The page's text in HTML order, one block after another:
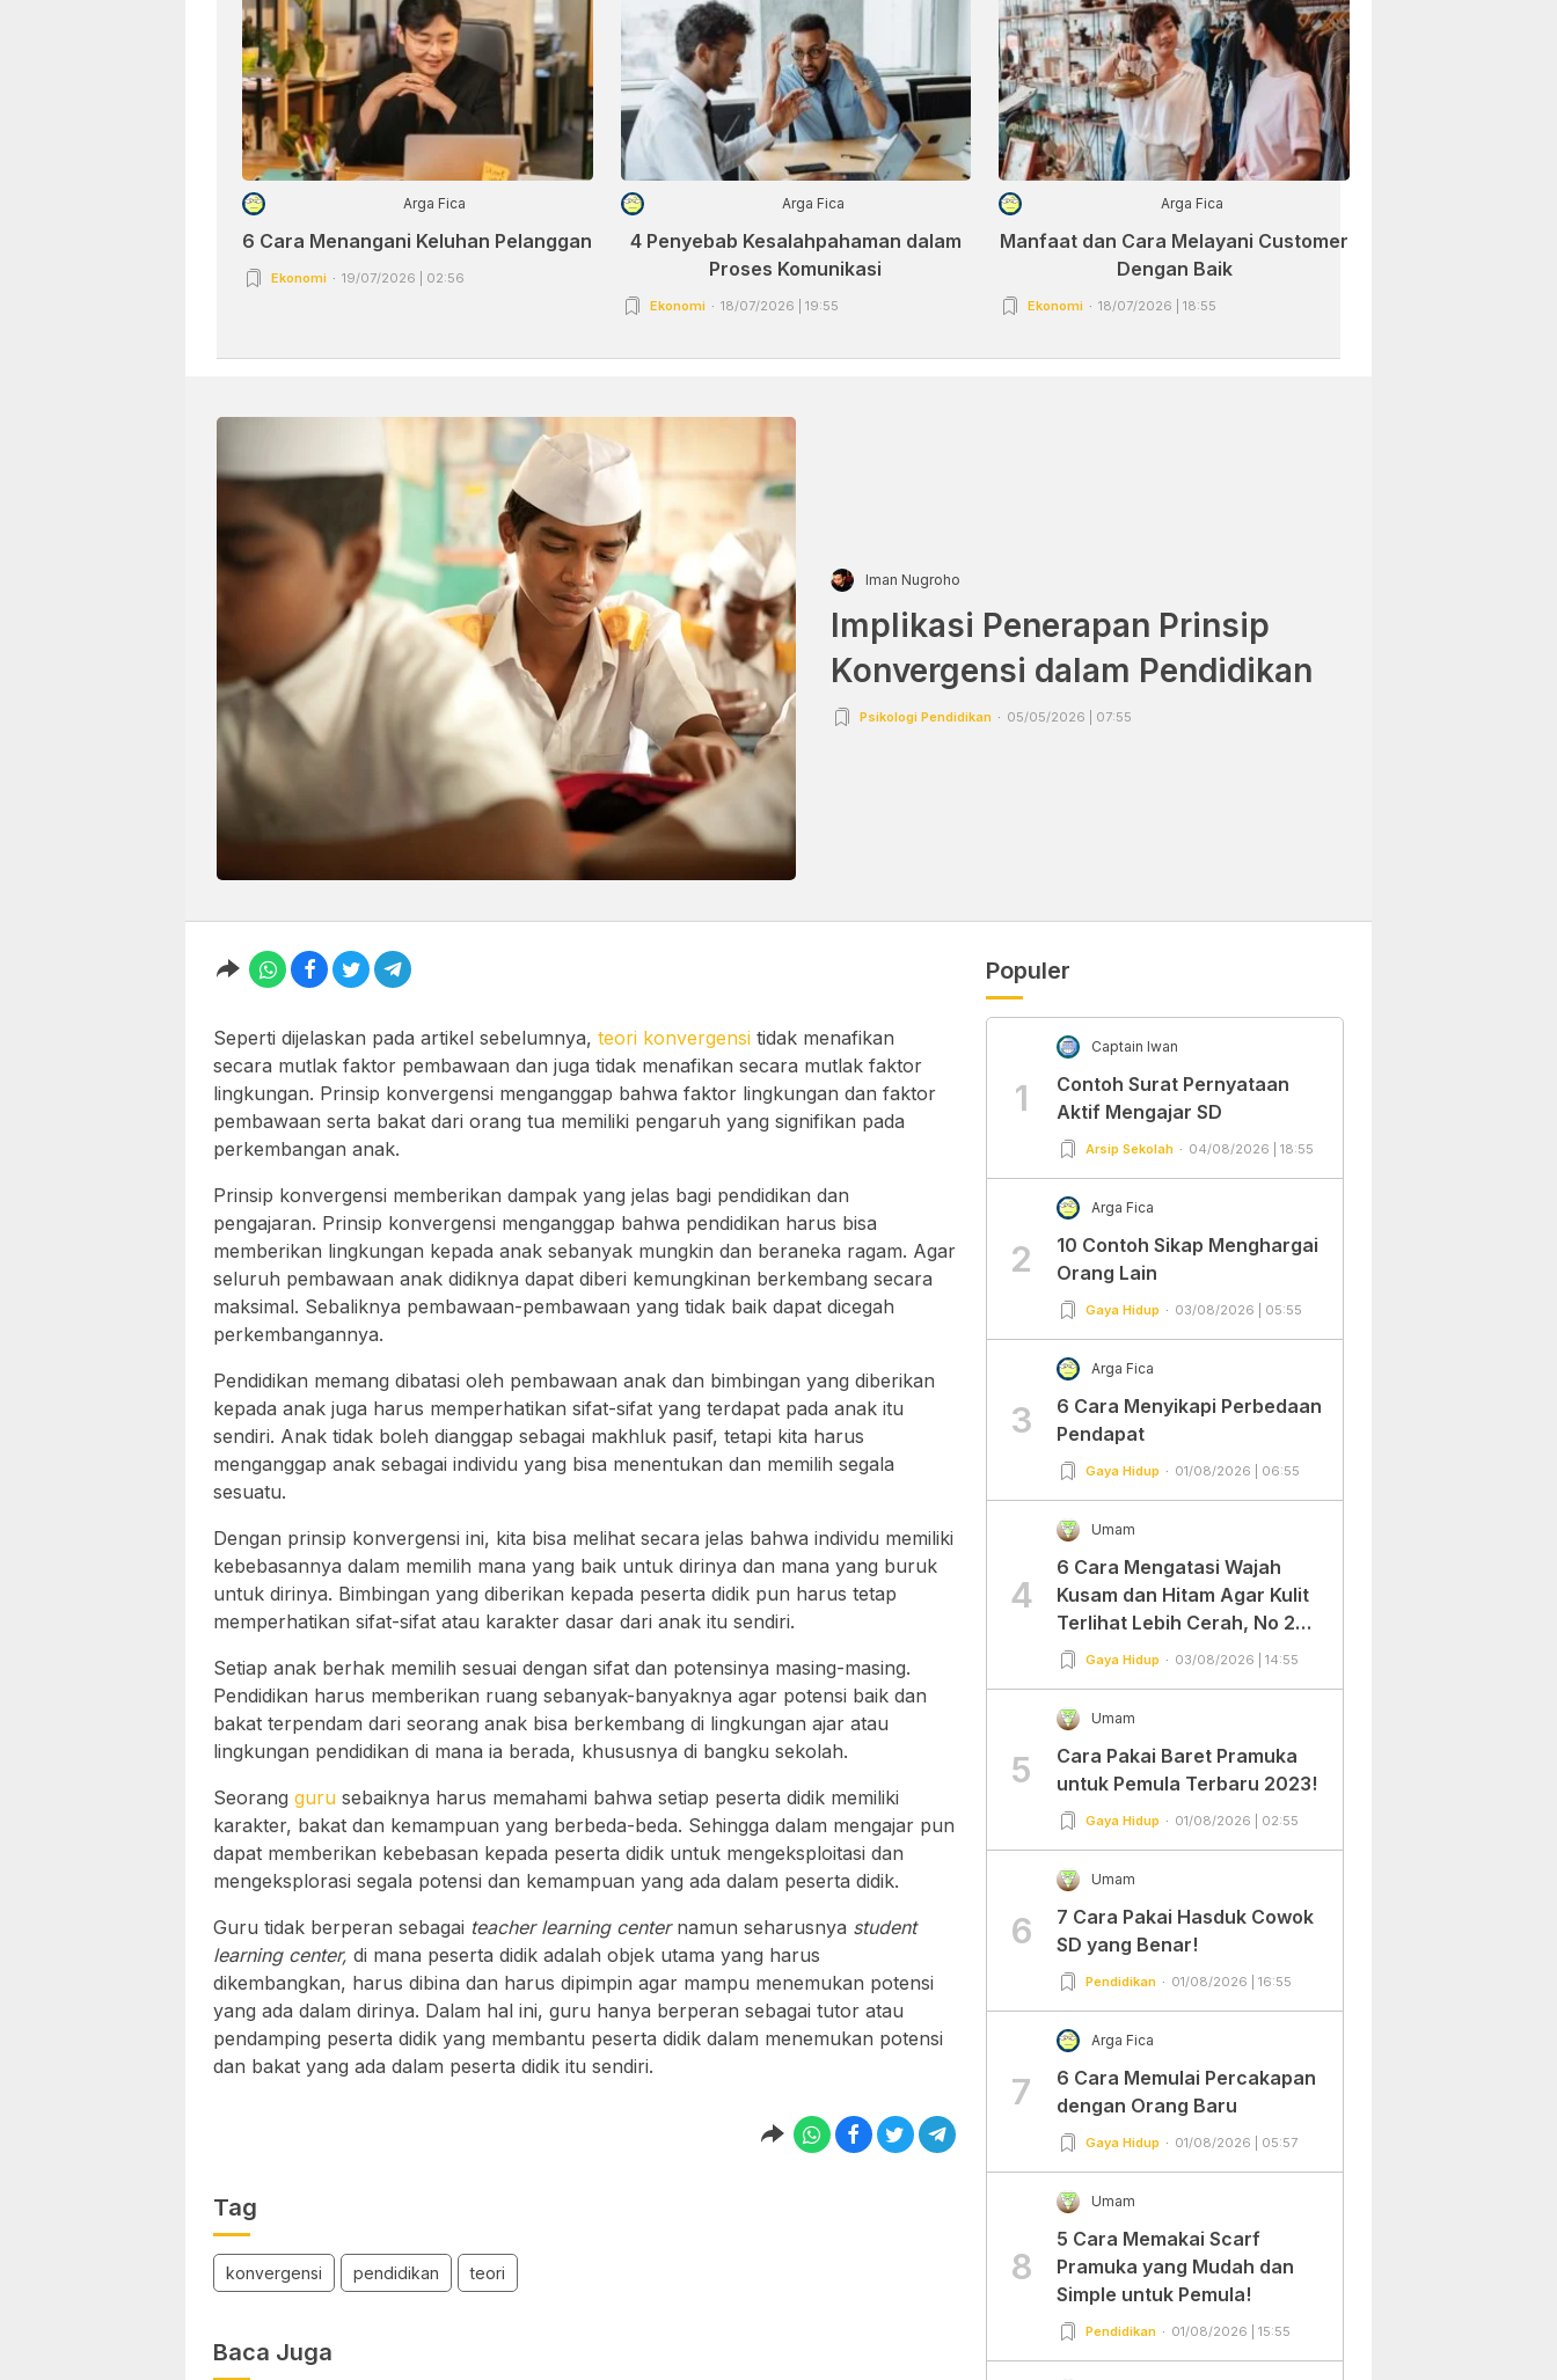
Arga Fica
6 Cara Menangani Keluhan Pelanggan
Ekonomi 19/07/2026 | 02:56
Arga Fica
4 Penyebab Kesalahpahaman dalam
Proses Komunikasi
Ekonomi 18/07/2026 | 19:55
Arga Fica
Manfaat dan Cara Melayani Customer
Dengan Baik
Ekonomi 18/07/2026 | 18:55
Iman Nugroho
Implikasi Penerapan Prinsip
Konvergensi dalam Pendidikan
Psikologi Pendidikan 05/05/2026 | 07:55
Seperti dijelaskan pada artikel sebelumnya, teori konvergensi tidak menafikan
secara mutlak faktor pembawaan dan juga tidak menafikan secara mutlak faktor
lingkungan. Prinsip konvergensi menganggap bahwa faktor lingkungan dan faktor
pembawaan serta bakat dari orang tua memiliki pengaruh yang signifikan pada
perkembangan anak.
Prinsip konvergensi memberikan dampak yang jelas bagi pendidikan dan
pengajaran. Prinsip konvergensi menganggap bahwa pendidikan harus bisa
memberikan lingkungan kepada anak sebanyak mungkin dan beraneka ragam. Agar
seluruh pembawaan anak didiknya dapat diberi kemungkinan berkembang secara
maksimal. Sebaliknya pembawaan-pembawaan yang tidak baik dapat dicegah
perkembangannya.
Pendidikan memang dibatasi oleh pembawaan anak dan bimbingan yang diberikan
kepada anak juga harus memperhatikan sifat-sifat yang terdapat pada anak itu
sendiri. Anak tidak boleh dianggap sebagai makhluk pasif, tetapi kita harus
menganggap anak sebagai individu yang bisa menentukan dan memilih segala
sesuatu.
Dengan prinsip konvergensi ini, kita bisa melihat secara jelas bahwa individu memiliki
kebebasannya dalam memilih mana yang baik untuk dirinya dan mana yang buruk
untuk dirinya. Bimbingan yang diberikan kepada peserta didik pun harus tetap
memperhatikan sifat-sifat atau karakter dasar dari anak itu sendiri.
Setiap anak berhak memilih sesuai dengan sifat dan potensinya masing-masing.
Pendidikan harus memberikan ruang sebanyak-banyaknya agar potensi baik dan
bakat terpendam dari seorang anak bisa berkembang di lingkungan ajar atau
lingkungan pendidikan di mana ia berada, khususnya di bangku sekolah.
Seorang guru sebaiknya harus memahami bahwa setiap peserta didik memiliki
karakter, bakat dan kemampuan yang berbeda-beda. Sehingga dalam mengajar pun
dapat memberikan kebebasan kepada peserta didik untuk mengeksploitasi dan
mengeksplorasi segala potensi dan kemampuan yang ada dalam peserta didik.
Guru tidak berperan sebagai teacher learning centernamun seharusnya student
learning center, di mana peserta didik adalah objek utama yang harus
dikembangkan, harus dibina dan harus dipimpin agar mampu menemukan potensi
yang ada dalam dirinya. Dalam hal ini, guru hanya berperan sebagai tutor atau
pendamping peserta didik yang membantu peserta didik dalam menemukan potensi
dan bakat yang ada dalam peserta didik itu sendiri.
Tag
konvergensi pendidikan teori
Baca Juga
Populer
1
Captain Iwan
Contoh Surat Pernyataan
Aktif Mengajar SD
Arsip Sekolah 04/08/2026 | 18:55
2
Arga Fica
10 Contoh Sikap Menghargai
Orang Lain
Gaya Hidup 03/08/2026 | 05:55
3
Arga Fica
6 Cara Menyikapi Perbedaan
Pendapat
Gaya Hidup 01/08/2026 | 06:55
4
Umam
6 Cara Mengatasi Wajah
Kusam dan Hitam Agar Kulit
Terlihat Lebih Cerah, No 2
Gampang Banget dan Mudah
Gaya Hidup 03/08/2026 | 14:55
5
Umam
Cara Pakai Baret Pramuka
untuk Pemula Terbaru 2023!
Gaya Hidup 01/08/2026 | 02:55
6
Umam
7 Cara Pakai Hasduk Cowok
SD yang Benar!
Pendidikan 01/08/2026 | 16:55
7
Arga Fica
6 Cara Memulai Percakapan
dengan Orang Baru
Gaya Hidup 01/08/2026 | 05:57
8
Umam
5 Cara Memakai Scarf
Pramuka yang Mudah dan
Simple untuk Pemula!
Pendidikan 01/08/2026 | 15:55